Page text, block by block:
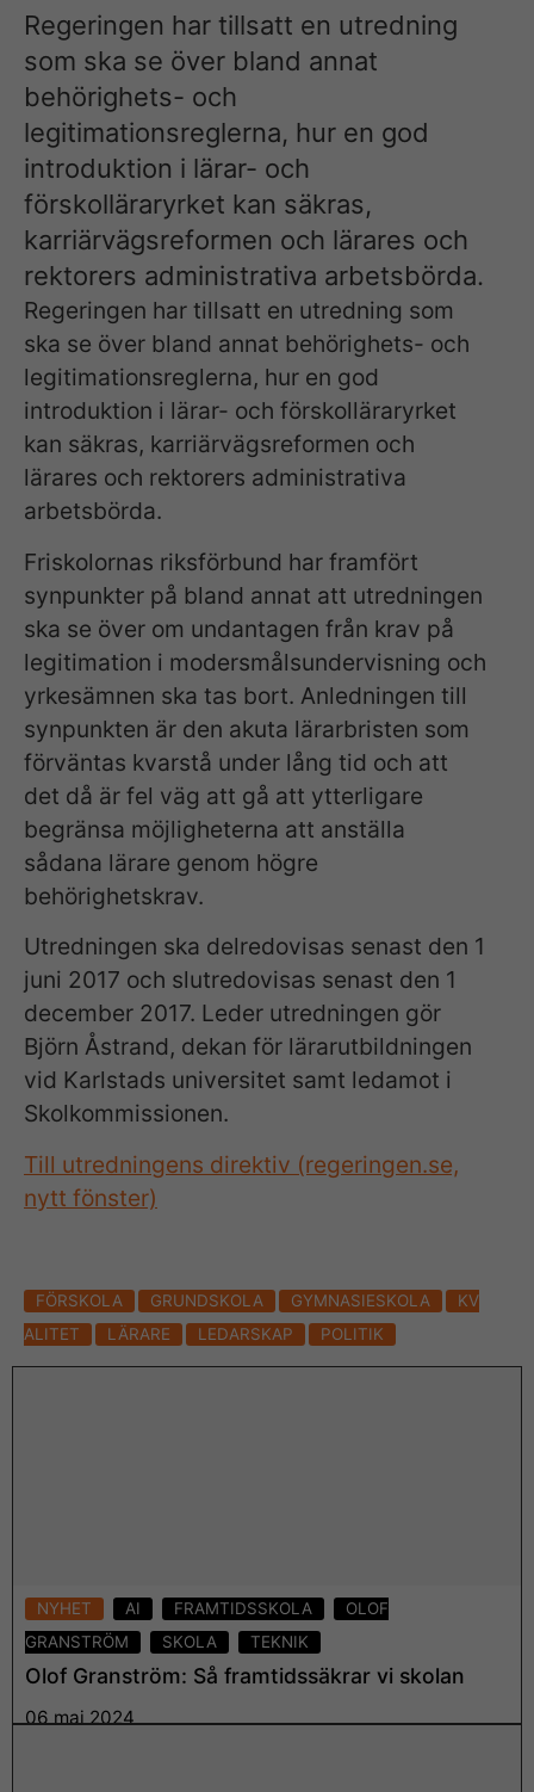
o
o
k
n
Regeringen har tillsatt en utredning
som ska se över bland annat
behörighets- och
legitimationsreglerna, hur en god
introduktion i lärar- och
förskolläraryrket kan säkras,
karriärvägsreformen och lärares och
rektorers administrativa arbetsbörda.
Regeringen har tillsatt en utredning som
ska se över bland annat behörighets- och
legitimationsreglerna, hur en god
introduktion i lärar- och förskolläraryrket
kan säkras, karriärvägsreformen och
lärares och rektorers administrativa
arbetsbörda.
Friskolornas riksförbund har framfört
synpunkter på bland annat att utredningen
ska se över om undantagen från krav på
legitimation i modersmålsundervisning och
yrkesämnen ska tas bort. Anledningen till
synpunkten är den akuta lärarbristen som
förväntas kvarstå under lång tid och att
det då är fel väg att gå att ytterligare
begränsa möjligheterna att anställa
sådana lärare genom högre
behörighetskrav.
Utredningen ska delredovisas senast den 1
juni 2017 och slutredovisas senast den 1
december 2017. Leder utredningen gör
Björn Åstrand, dekan för lärarutbildningen
vid Karlstads universitet samt ledamot i
Skolkommissionen.
Till utredningens direktiv (regeringen.se,
nytt fönster)
FÖRSKOLA GRUNDSKOLA GYMNASIESKOLA
KV
ALITET
LÄRARE LEDARSKAP POLITIK
NYHET AI FRAMTIDSSKOLA
OLOF
GRANSTRÖM
SKOLA TEKNIK
Olof Granström: Så framtidssäkrar vi skolan
06 maj 2024